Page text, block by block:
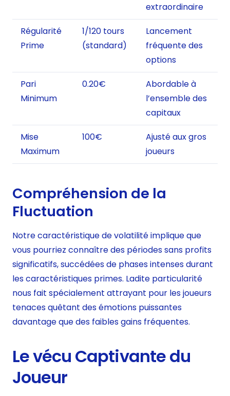
extraordinaire
Régularité
Prime
1/120 tours
(standard)
Lancement
fréquente des
options
Pari
Minimum
0.20€
Abordable à
l’ensemble des
capitaux
Mise
Maximum
100€
Ajusté aux gros
joueurs
Compréhension de la
Fluctuation
Notre caractéristique de volatilité implique que
vous pourriez connaître des périodes sans profits
significatifs, succédées de phases intenses durant
les caractéristiques primes. Ladite particularité
nous fait spécialement attrayant pour les joueurs
tenaces quêtant des émotions puissantes
davantage que des faibles gains fréquentes.
Le vécu Captivante du
Joueur